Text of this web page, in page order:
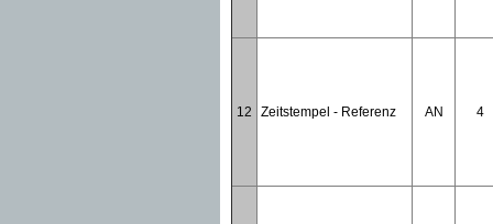
12 Zeitstempel - Referenz AN 4